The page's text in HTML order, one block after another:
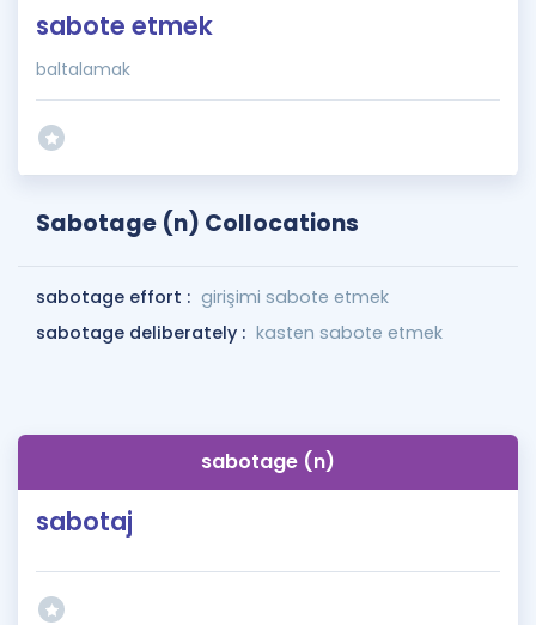
İngilizce Gramer
sabote etmek
baltalamak
Sabotage (n) Collocations
sabotage effort : girişimi sabote etmek
sabotage deliberately : kasten sabote etmek
sabotage (n)
sabotaj